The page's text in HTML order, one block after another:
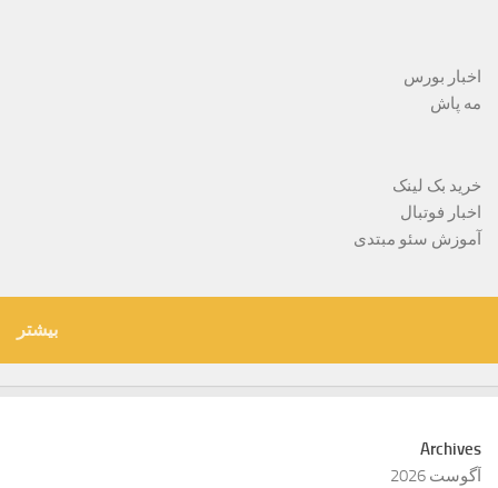
اخبار بورس
مه پاش
خرید بک لینک
اخبار فوتبال
آموزش سئو مبتدی
بیشتر
Archives
آگوست 2026